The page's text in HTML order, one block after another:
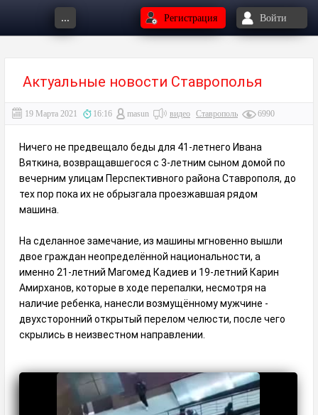
... Регистрация Войти
Актуальные новости Ставрополья
19 Марта 2021 16:16 masun видео Ставрополь 6990
Ничего не предвещало беды для 41-летнего Ивана
Вяткина, возвращавшегося с 3-летним сыном домой по
вечерним улицам Перспективного района Ставрополя, до
тех пор пока их не обрызгала проезжавшая рядом
машина.
На сделанное замечание, из машины мгновенно вышли
двое граждан неопределённой национальности, а
именно 21-летний Магомед Кадиев и 19-летний Карин
Амирханов, которые в ходе перепалки, несмотря на
наличие ребенка, нанесли возмущённому мужчине -
двухсторонний открытый перелом челюсти, после чего
скрылись в неизвестном направлении.